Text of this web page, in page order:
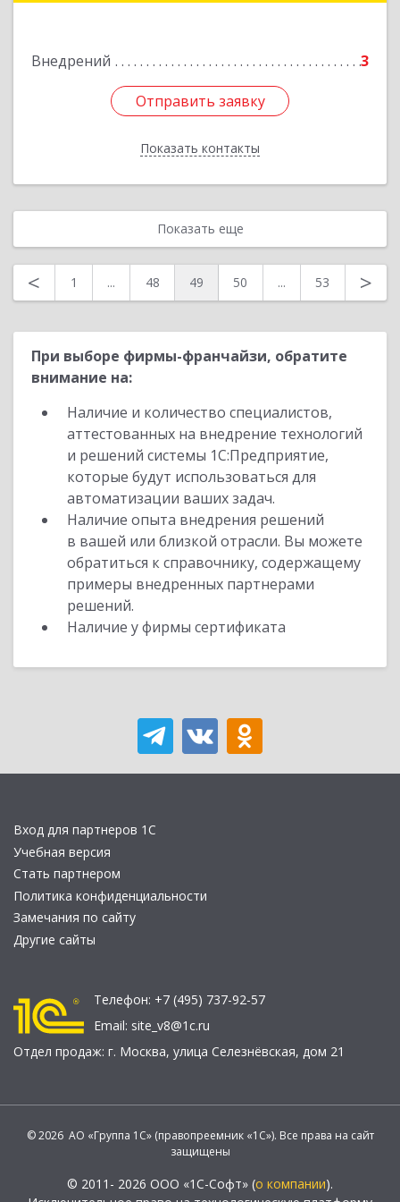
Внедрений 3
Отправить заявку
Показать контакты
Отправить заявку
Назад
Показать еще
< 1 ... 48 49 50 ... 53 >
При выборе фирмы-франчайзи, обратите
внимание на:
Наличие и количество специалистов,
аттестованных на внедрение технологий
и решений системы 1С:Предприятие,
которые будут использоваться для
автоматизации ваших задач.
Наличие опыта внедрения решений
в вашей или близкой отрасли. Вы можете
обратиться к справочнику, содержащему
примеры внедренных партнерами
решений.
Наличие у фирмы сертификата
Вход для партнеров 1С
Учебная версия
Стать партнером
Политика конфиденциальности
Замечания по сайту
Другие сайты
Телефон: +7 (495) 737-92-57
Email: site_v8@1c.ru
Отдел продаж: г. Москва, улица Селезнёвская, дом 21
© 2026 АО «Группа 1С» (правопреемник «1С»). Все права на сайт
защищены
© 2011- 2026 ООО «1С-Софт» (о компании).